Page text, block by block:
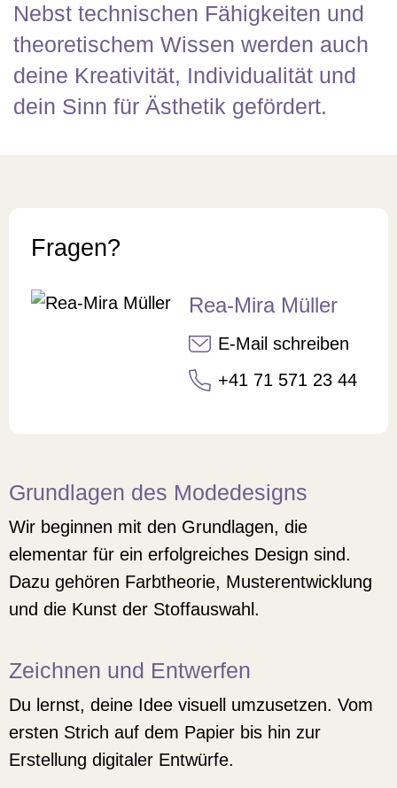
Nebst technischen Fähigkeiten und
theoretischem Wissen werden auch
deine Kreativität, Individualität und
dein Sinn für Ästhetik gefördert.
Fragen?
Rea-Mira Müller
E-Mail schreiben
+41 71 571 23 44
Grundlagen des Modedesigns
Wir beginnen mit den Grundlagen, die
elementar für ein erfolgreiches Design sind.
Dazu gehören Farbtheorie, Musterentwicklung
und die Kunst der Stoffauswahl.
Zeichnen und Entwerfen
Du lernst, deine Idee visuell umzusetzen. Vom
ersten Strich auf dem Papier bis hin zur
Erstellung digitaler Entwürfe.